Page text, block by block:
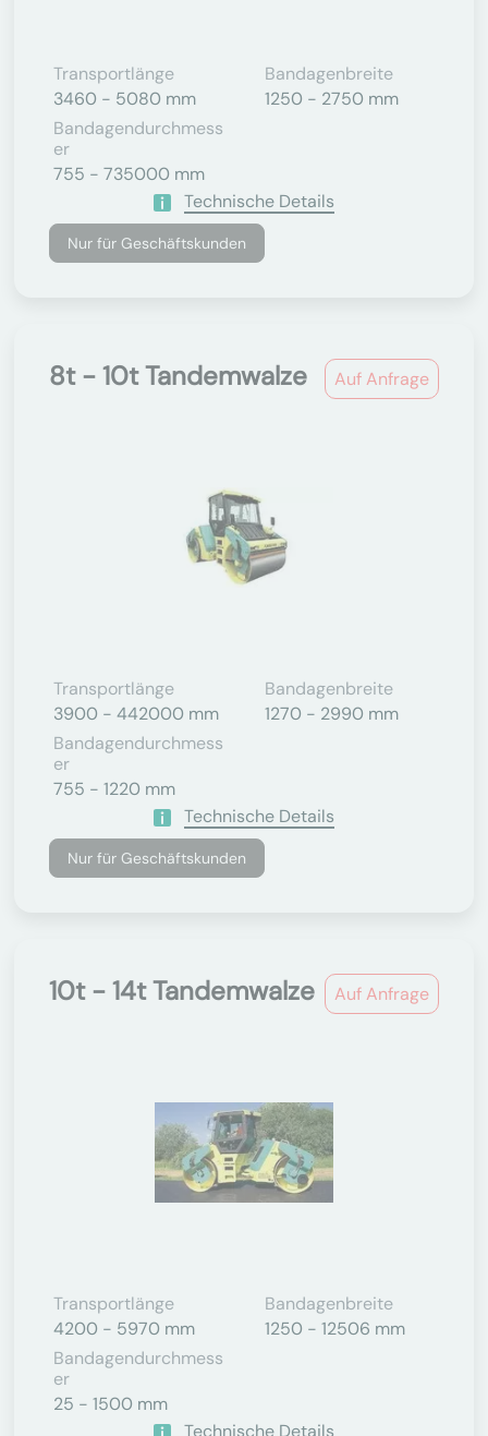
Transportlänge
3460 - 5080 mm
Bandagenbreite
1250 - 2750 mm
Bandagendurchmess
Er
755 - 735000 mm
Technische Details
Nur für Geschäftskunden
Auf Anfrage
8t - 10t Tandemwalze
Transportlänge
3900 - 442000 mm
Bandagenbreite
1270 - 2990 mm
Bandagendurchmess
Er
755 - 1220 mm
Technische Details
Nur für Geschäftskunden
Auf Anfrage
10t - 14t Tandemwalze
Transportlänge
4200 - 5970 mm
Bandagenbreite
1250 - 12506 mm
Bandagendurchmess
Er
25 - 1500 mm
Technische Details